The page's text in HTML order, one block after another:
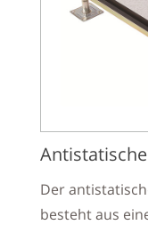
Der
besteht aus